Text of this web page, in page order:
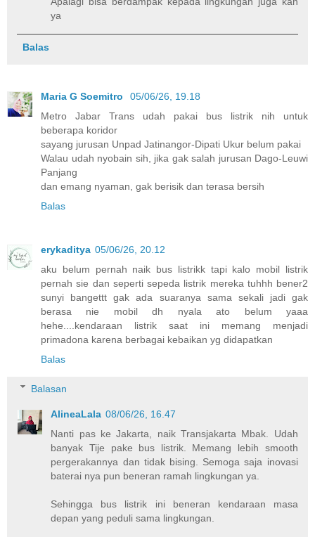
ya
Balas
Maria G Soemitro
05/06/26, 19.18
Metro Jabar Trans udah pakai bus listrik nih untuk
beberapa koridor
sayang jurusan Unpad Jatinangor-Dipati Ukur belum pakai
Walau udah nyobain sih, jika gak salah jurusan Dago-Leuwi
Panjang
dan emang nyaman, gak berisik dan terasa bersih
Balas
erykaditya 05/06/26, 20.12
aku belum pernah naik bus listrikk tapi kalo mobil listrik
pernah sie dan seperti sepeda listrik mereka tuhhh bener2
sunyi bangettt gak ada suaranya sama sekali jadi gak
berasa nie mobil dh nyala ato belum yaaa
hehe....kendaraan listrik saat ini memang menjadi
primadona karena berbagai kebaikan yg didapatkan
Balas
Balasan
AlineaLala 08/06/26, 16.47
Nanti pas ke Jakarta, naik Transjakarta Mbak. Udah
banyak Tije pake bus listrik. Memang lebih smooth
pergerakannya dan tidak bising. Semoga saja inovasi
baterai nya pun beneran ramah lingkungan ya.
Sehingga bus listrik ini beneran kendaraan masa
depan yang peduli sama lingkungan.